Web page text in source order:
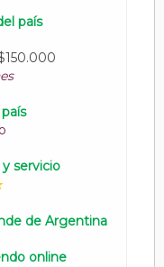
país
servicio
de Argentina
online